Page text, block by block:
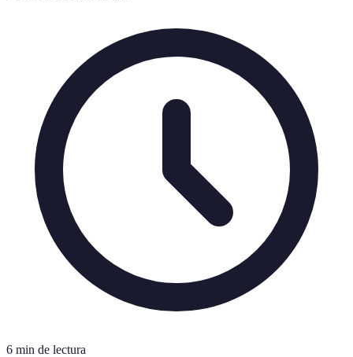
6 min de lectura